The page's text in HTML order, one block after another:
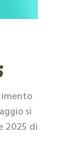
si
2025 di